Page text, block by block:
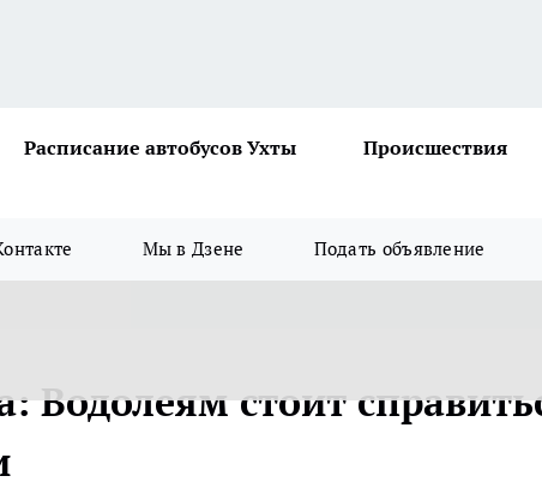
Расписание автобусов Ухты Происшествия
Мы в Дзене Подать объявление
Водолеям стоит